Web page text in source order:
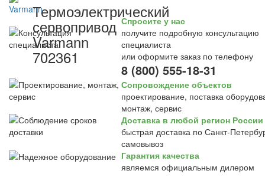
Термоэлектрический
сервопривод
Varmann
702361
Спросите у нас
получите подробную консультацию
специалиста
или оформите заказ по телефону
8 (800) 555-18-31
Сопровождение объектов
проектирование, поставка
монтаж, сервис
Доставка в любой регион России
быстрая доставка по Санкт-
самовывоз
Гарантия качества
являемся официальным дилером